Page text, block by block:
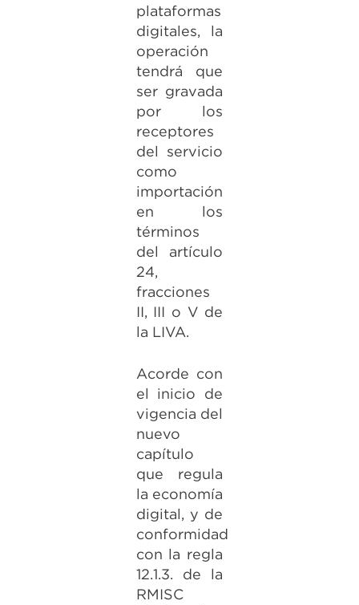
plataformas
digitales, la
operación
tendrá que
ser gravada
por los
receptores
del servicio
como
importación
en los
términos
del artículo
24,
fracciones
II, III o V de
la LIVA.
Acorde con
el inicio de
vigencia del
nuevo
capítulo
que regula
la economía
digital, y de
conformidad
con la regla
12.1.3. de la
RMISC